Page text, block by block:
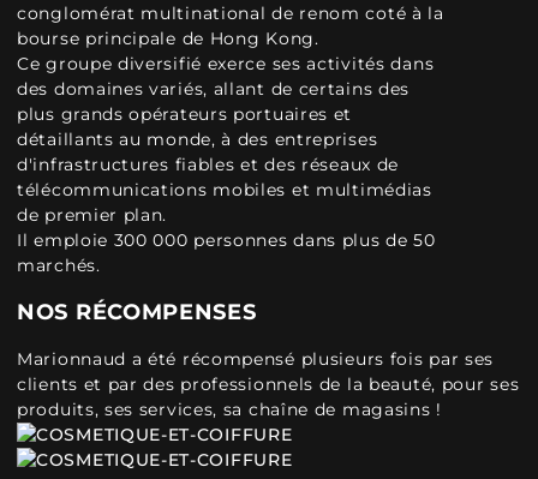
conglomérat multinational de renom coté à la
bourse principale de Hong Kong.
Ce groupe diversifié exerce ses activités dans
des domaines variés, allant de certains des
plus grands opérateurs portuaires et
détaillants au monde, à des entreprises
d'infrastructures fiables et des réseaux de
télécommunications mobiles et multimédias
de premier plan.
Il emploie 300 000 personnes dans plus de 50
marchés.
NOS RÉCOMPENSES
Marionnaud a été récompensé plusieurs fois par ses
clients et par des professionnels de la beauté, pour ses
produits, ses services, sa chaîne de magasins !